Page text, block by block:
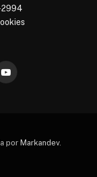
2994
YouTube
por Markandev.